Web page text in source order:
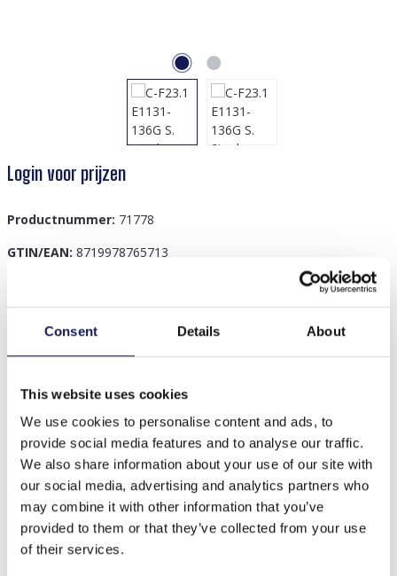
Consent Details About
This website uses cookies
We use cookies to personalise content and ads, to
provide social media features and to analyse our traffic.
We also share information about your use of our site with
our social media, advertising and analytics partners who
may combine it with other information that you’ve
provided to them or that they’ve collected from your use
of their services.
Login voor prijzen
Productnummer: 71778
GTIN/EAN: 8719978765713
Beschrijving
C-F23.1 E1131-136G S. Stalen oorbellenset 6 paar
Anderen kochten ook